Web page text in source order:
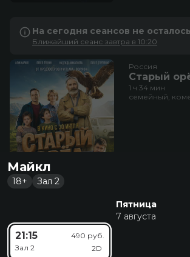
На сегодня сеансов не осталось
Ближайший сеанс завтра в 10:20
Россия
Старый
1 ч 34 мин
семейный,
На сегодня сеансов не осталось
Ближайший сеанс завтра в 10:15
Майкл
18+ Зал 2
Пятница
7 августа
21:15
Зал 2
490 руб.
2D